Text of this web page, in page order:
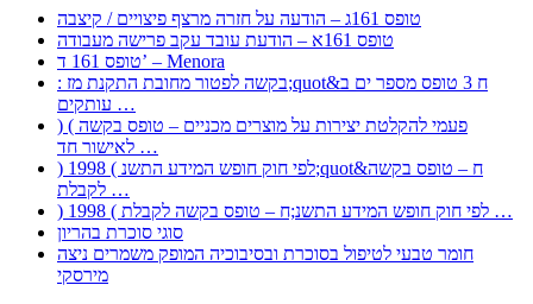
טופס 161ג – הודעה על חזרה מרצף פיצויים / קיצבה
טופס 161א – הודעת עובד עקב פרישה מעבודה
טופס 161 ד’ – Menora
: בקשה לפטור מחובת התקנת מז;quot&ח 3 טופס מספר ים ב
עותקים …
) ( פעמי להקלטת יצירות על מוצרים מכניים – טופס בקשה
לאישור חד …
) 1998 ( לפי חוק חופש המידע התשנ;quot&ח – טופס בקשה
לקבלת …
) 1998 ( לפי חוק חופש המידע התשנ;ח – טופס בקשה לקבלת …
סוגי סוכרת בהריון
חומר טבעי לטיפול בסוכרת ובסיבוכיה המופק משמרים ניצה
מירסקי